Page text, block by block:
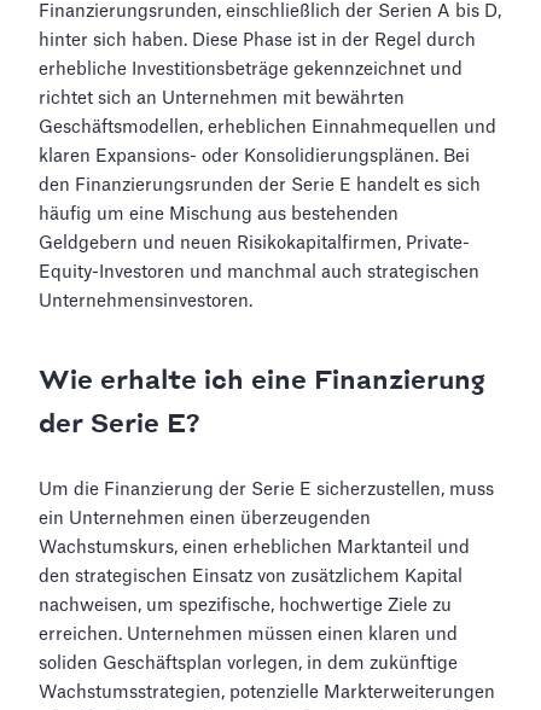
Finanzierungsrunden, einschließlich der Serien A bis D,
hinter sich haben. Diese Phase ist in der Regel durch
erhebliche Investitionsbeträge gekennzeichnet und
richtet sich an Unternehmen mit bewährten
Geschäftsmodellen, erheblichen Einnahmequellen und
klaren Expansions- oder Konsolidierungsplänen. Bei
den Finanzierungsrunden der Serie E handelt es sich
häufig um eine Mischung aus bestehenden
Geldgebern und neuen Risikokapitalfirmen, Private-
Equity-Investoren und manchmal auch strategischen
Unternehmensinvestoren.
Wie erhalte ich eine Finanzierung
der Serie E?
Um die Finanzierung der Serie E sicherzustellen, muss
ein Unternehmen einen überzeugenden
Wachstumskurs, einen erheblichen Marktanteil und
den strategischen Einsatz von zusätzlichem Kapital
nachweisen, um spezifische, hochwertige Ziele zu
erreichen. Unternehmen müssen einen klaren und
soliden Geschäftsplan vorlegen, in dem zukünftige
Wachstumsstrategien, potenzielle Markterweiterungen